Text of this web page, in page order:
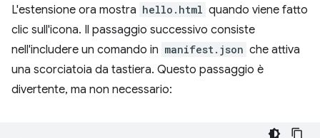
L'estensione ora mostra hello.html quando viene fatto
clic sull'icona. Il passaggio successivo consiste
nell'includere un comando in manifest.json che attiva
una scorciatoia da tastiera. Questo passaggio è
divertente, ma non necessario: